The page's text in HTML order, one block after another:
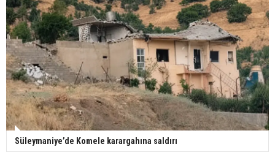
Süleymaniye’de Komele karargahına saldırı